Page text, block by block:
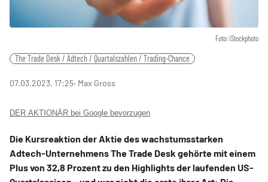
Foto: iStockphoto
The Trade Desk / Adtech / Quartalszahlen / Trading-Chance
07.03.2023, 17:25‧ Max Gross
DER AKTIONÄR bei Google bevorzugen
Die Kursreaktion der Aktie des wachstumsstarken
Adtech-Unternehmens The Trade Desk gehörte mit einem
Plus von 32,8 Prozent zu den Highlights der laufenden US-